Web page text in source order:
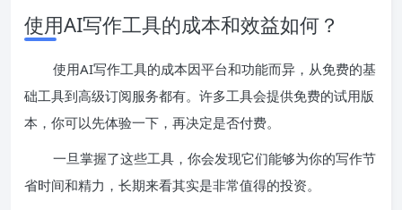
使用AI写作工具的成本和效益如何？
使用AI写作工具的成本因平台和功能而异，从免费的基
础工具到高级订阅服务都有。许多工具会提供免费的试用版
本，你可以先体验一下，再决定是否付费。
一旦掌握了这些工具，你会发现它们能够为你的写作节
省时间和精力，长期来看其实是非常值得的投资。